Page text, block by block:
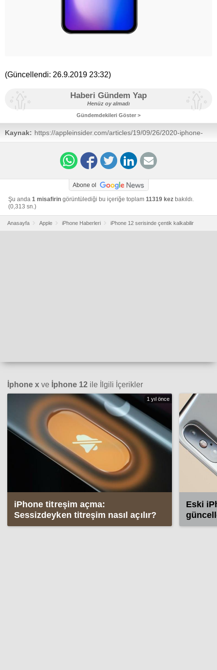
(Güncellendi: 26.9.2019 23:32)
Haberi Gündem Yap
Henüz oy almadı
Gündemdekileri Göster >
Kaynak: https://appleinsider.com/articles/19/09/26/2020-iphone-
could-kill-the-notch-by-moving-truedepth-to-the-bezel
Abone ol
Şu anda 1 misafirin görüntülediği bu içeriğe toplam 11319 kez bakıldı.
(0,313 sn.)
Anasayfa Apple iPhone Haberleri iPhone 12 serisinde çentik kalkabilir
İphone x ve İphone 12 ile İlgili İçerikler
1 yıl önce
iPhone titreşim açma:
Sessizdeyken titreşim nasıl açılır?
Eski